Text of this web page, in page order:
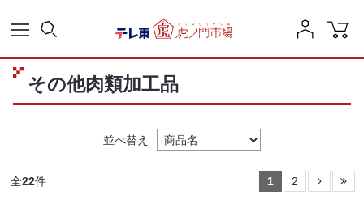
その他肉類加工品
並べ替え
全22件 1 2